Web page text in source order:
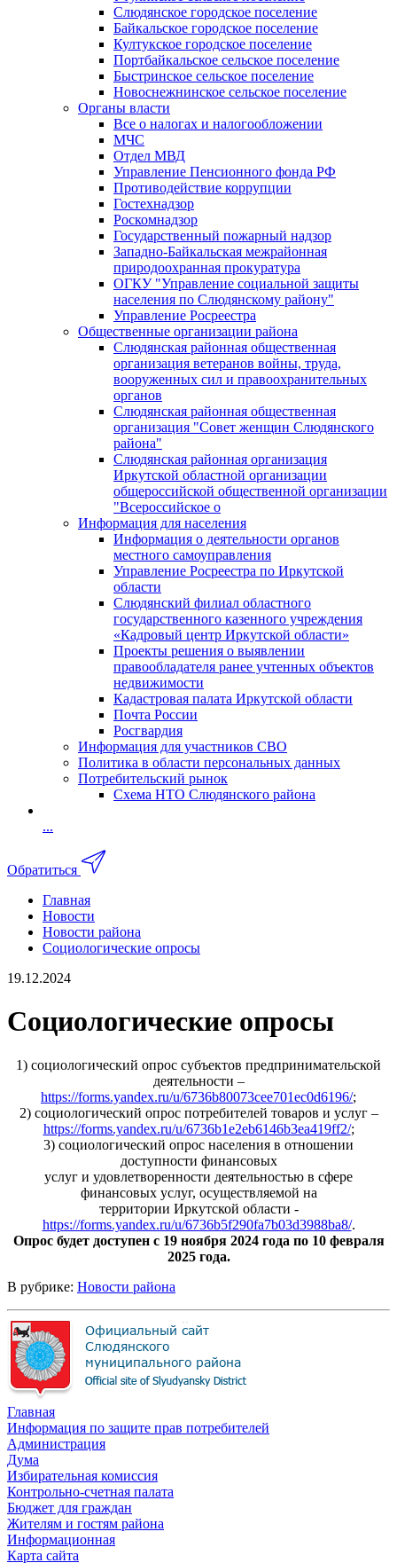
Слюдянское городское поселение
Байкальское городское поселение
Култукское городское поселение
Портбайкальское сельское поселение
Быстринское сельское поселение
Новоснежнинское сельское поселение
Органы власти
Все о налогах и налогообложении
МЧС
Отдел МВД
Управление Пенсионного фонда РФ
Противодействие коррупции
Гостехнадзор
Роскомнадзор
Государственный пожарный надзор
Западно-Байкальская межрайонная
природоохранная прокуратура
ОГКУ "Управление социальной защиты
населения по Слюдянскому району"
Управление Росреестра
Общественные организации района
Слюдянская районная общественная
организация ветеранов войны, труда,
вооруженных сил и правоохранительных
органов
Слюдянская районная общественная
организация "Совет женщин Слюдянского
района"
Слюдянская районная организация
Иркутской областной организации
общероссийской общественной организации
"Всероссийское о
Информация для населения
Информация о деятельности органов
местного самоуправления
Управление Росреестра по Иркутской
области
Слюдянский филиал областного
государственного казенного учреждения
«Кадровый центр Иркутской области»
Проекты решения о выявлении
правообладателя ранее учтенных объектов
недвижимости
Кадастровая палата Иркутской области
Почта России
Росгвардия
Информация для участников СВО
Политика в области персональных данных
Потребительский рынок
Схема НТО Слюдянского района
...
Обратиться
Главная
Новости
Новости района
Cоциологические опросы
19.12.2024
Cоциологические опросы
1) социологический опрос субъектов предпринимательской
деятельности –
https://forms.yandex.ru/u/6736b80073cee701ec0d6196/;
2) социологический опрос потребителей товаров и услуг –
https://forms.yandex.ru/u/6736b1e2eb6146b3ea419ff2/;
3) социологический опрос населения в отношении
доступности финансовых
услуг и удовлетворенности деятельностью в сфере
финансовых услуг, осуществляемой на
территории Иркутской области -
https://forms.yandex.ru/u/6736b5f290fa7b03d3988ba8/.
Опрос будет доступен с 19 ноября 2024 года по 10 февраля
2025 года.
В рубрике: Новости района
Главная
Информация по защите прав потребителей
Администрация
Дума
Избирательная комиссия
Контрольно-счетная палата
Бюджет для граждан
Жителям и гостям района
Информационная
Карта сайта